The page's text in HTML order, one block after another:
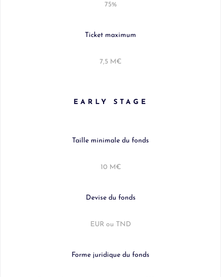
75%
Ticket maximum
7,5 M€
EARLY STAGE
Taille minimale du fonds
10 M€
Devise du fonds
EUR ou TND
Forme juridique du fonds